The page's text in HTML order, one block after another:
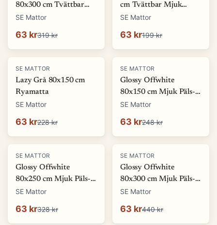
80x300 cm Tvättbar
Mjuk Ryamatta
SE Mattor
63 kr319 kr
cm Tvättbar Mjuk
Ryamatta
SE Mattor
63 kr199 kr
-72 %
SE MATTOR
Lazy Grå 80x150 cm
Ryamatta
SE Mattor
63 kr228 kr
-75%
SE MATTOR
Glossy Offwhite
80x150 cm Mjuk Päls-
look Matta
SE Mattor
63 kr248 kr
-81 %
SE MATTOR
Glossy Offwhite
80x250 cm Mjuk Päls-
look Matta
SE Mattor
63 kr328 kr
-86%
SE MATTOR
Glossy Offwhite
80x300 cm Mjuk Päls-
look Matta
SE Mattor
63 kr440 kr